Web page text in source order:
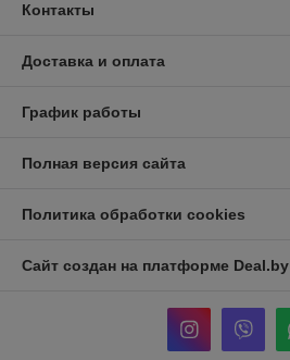
Контакты
Доставка и оплата
График работы
Полная версия сайта
Политика обработки cookies
Сайт создан на платформе Deal.by